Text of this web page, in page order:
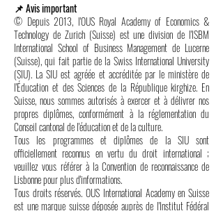
📌 Avis important
© Depuis 2013, l'OUS Royal Academy of Economics &
Technology de Zurich (Suisse) est une division de l'ISBM
International School of Business Management de Lucerne
(Suisse), qui fait partie de la Swiss International University
(SIU). La SIU est agréée et accréditée par le ministère de
l'Éducation et des Sciences de la République kirghize. En
Suisse, nous sommes autorisés à exercer et à délivrer nos
propres diplômes, conformément à la réglementation du
Conseil cantonal de l'éducation et de la culture.
Tous les programmes et diplômes de la SIU sont
officiellement reconnus en vertu du droit international ;
veuillez vous référer à la Convention de reconnaissance de
Lisbonne pour plus d'informations.
Tous droits réservés. OUS International Academy en Suisse
est une marque suisse déposée auprès de l'Institut Fédéral